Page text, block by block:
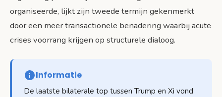
organiseerde, lijkt zijn tweede termijn gekenmerkt
door een meer transactionele benadering waarbij acute
crises voorrang krijgen op structurele dialoog.
Informatie
De laatste bilaterale top tussen Trump en Xi vond